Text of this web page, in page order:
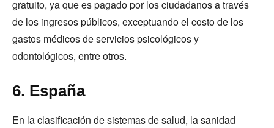
gratuito, ya que es pagado por los ciudadanos a través
de los ingresos públicos, exceptuando el costo de los
gastos médicos de servicios psicológicos y
odontológicos, entre otros.
6. España
En la clasificación de sistemas de salud, la sanidad